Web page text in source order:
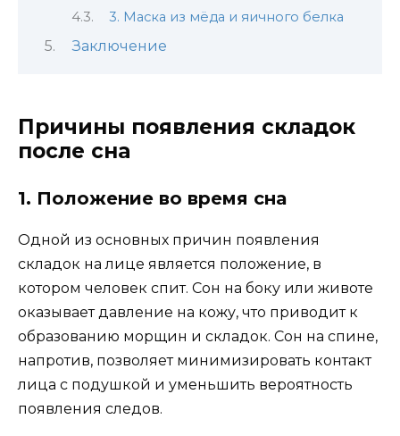
3. Маска из мёда и яичного белка
Заключение
Причины появления складок
после сна
1. Положение во время сна
Одной из основных причин появления
складок на лице является положение, в
котором человек спит. Сон на боку или животе
оказывает давление на кожу, что приводит к
образованию морщин и складок. Сон на спине,
напротив, позволяет минимизировать контакт
лица с подушкой и уменьшить вероятность
появления следов.